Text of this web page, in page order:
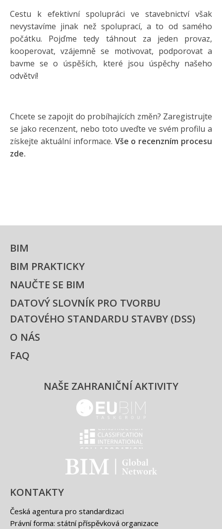
Cestu k efektivní spolupráci ve stavebnictví však
nevystavíme jinak než spoluprací, a to od samého
počátku. Pojďme tedy táhnout za jeden provaz,
kooperovat, vzájemně se motivovat, podporovat a
bavme se o úspěších, které jsou úspěchy našeho
odvětví!
Chcete se zapojit do probíhajících změn? Zaregistrujte
se jako recenzent, nebo toto uveďte ve svém profilu a
získejte aktuální informace. Vše o recenzním procesu
zde.
KONTAKTY
Česká agentura pro standardizaci
Právní forma: státní příspěvková organizace
BIM
BIM PRAKTICKY
NAUČTE SE BIM
DATOVÝ SLOVNÍK PRO TVORBU
DATOVÉHO STANDARDU STAVBY (DSS)
O NÁS
FAQ
NAŠE ZAHRANIČNÍ AKTIVITY
EUBIM - logo
Classification international -
BIM - logo